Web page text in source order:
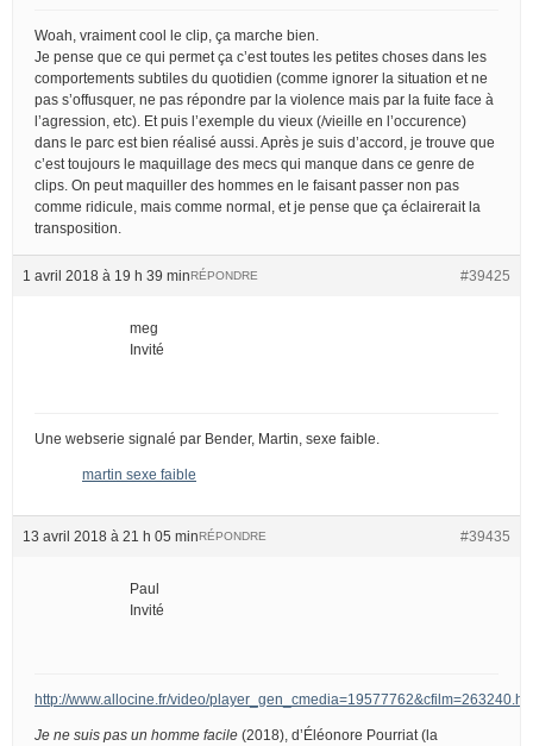
Woah, vraiment cool le clip, ça marche bien.
Je pense que ce qui permet ça c’est toutes les petites choses dans les
comportements subtiles du quotidien (comme ignorer la situation et ne
pas s’offusquer, ne pas répondre par la violence mais par la fuite face à
l’agression, etc). Et puis l’exemple du vieux (/vieille en l’occurence)
dans le parc est bien réalisé aussi. Après je suis d’accord, je trouve que
c’est toujours le maquillage des mecs qui manque dans ce genre de
clips. On peut maquiller des hommes en le faisant passer non pas
comme ridicule, mais comme normal, et je pense que ça éclairerait la
transposition.
1 avril 2018 à 19 h 39 min #39425
RÉPONDRE
meg
Invité
Une webserie signalé par Bender, Martin, sexe faible.
martin sexe faible
13 avril 2018 à 21 h 05 min #39435
RÉPONDRE
Paul
Invité
http://www.allocine.fr/video/
Je ne suis pas un homme facile (2018), d’Éléonore Pourriat (la